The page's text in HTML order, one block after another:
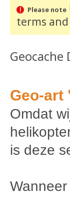
Please note
terms
Geocache
Geo-art
Omdat
is deze